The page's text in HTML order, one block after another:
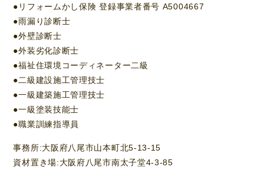
●リフォームかし保険 登録事業者番号 A5004667
●雨漏り診断士
●外壁診断士
●外装劣化診断士
●福祉住環境コーディネーター二級
●二級建設施工管理技士
●一級建築施工管理技士
●一級塗装技能士
●職業訓練指導員
事務所:大阪府八尾市山本町北5-13-15
資材置き場:大阪府八尾市南太子堂4-3-85